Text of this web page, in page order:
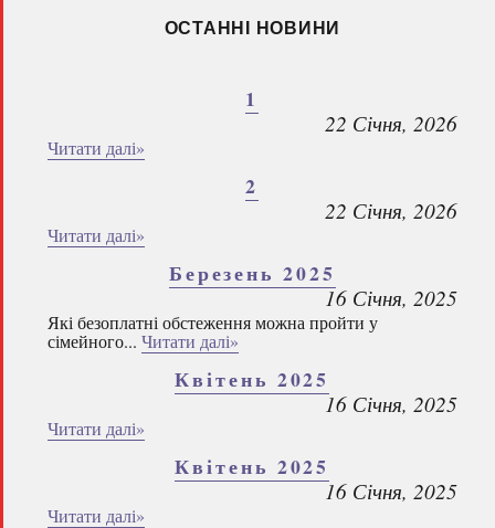
ОСТАННІ НОВИНИ
1
22 Січня, 2026
Читати далі»
2
22 Січня, 2026
Читати далі»
Березень 2025
16 Січня, 2025
Які безоплатні обстеження можна пройти у
сімейного... Читати далі»
Квітень 2025
16 Січня, 2025
Читати далі»
Квітень 2025
16 Січня, 2025
Читати далі»